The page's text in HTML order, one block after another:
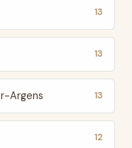
13
13
Argens 13
12